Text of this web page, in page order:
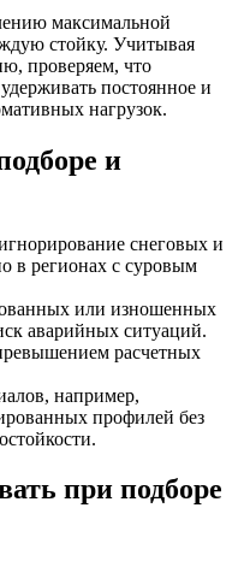
максимальной
стойку. Учитывая
проверяем, что
постоянное и
нагрузок.
и
снеговых и
в регионах с суровым
или изношенных
аварийных ситуаций.
расчетных
например,
профилей без
при подборе